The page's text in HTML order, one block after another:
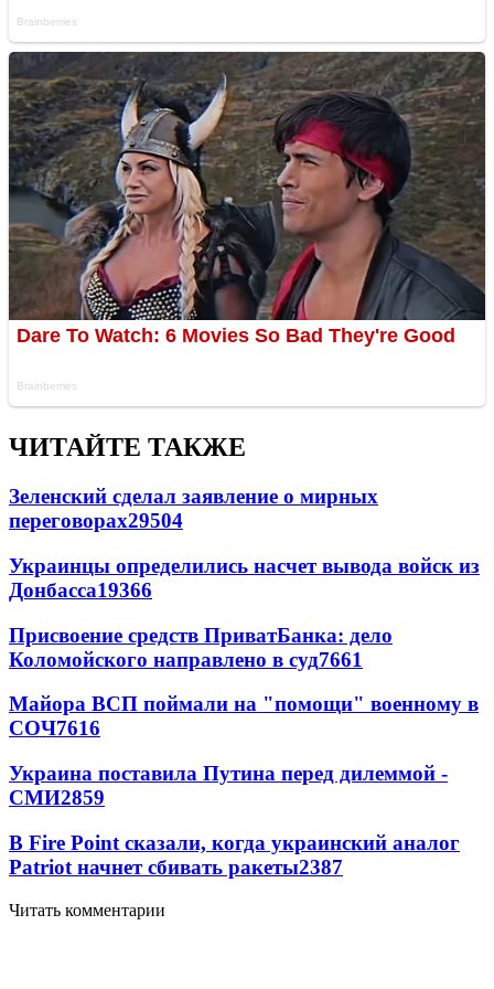
ЧИТАЙТЕ ТАКЖЕ
Зеленский сделал заявление о мирных
переговорах29504
Украинцы определились насчет вывода войск из
Донбасса19366
Присвоение средств ПриватБанка: дело
Коломойского направлено в суд7661
Майора ВСП поймали на "помощи" военному в
СОЧ7616
Украина поставила Путина перед дилеммой -
СМИ2859
В Fire Point сказали, когда украинский аналог
Patriot начнет сбивать ракеты2387
Читать комментарии